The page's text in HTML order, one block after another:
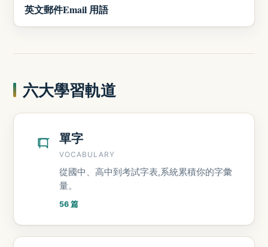
英文郵件Email 用語
六大學習軌道
單字
VOCABULARY
從國中、高中到考試字表,系統累積你的字彙
量。
56 篇